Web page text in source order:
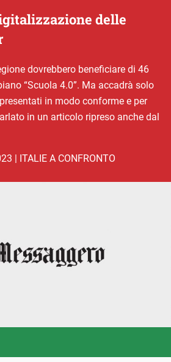
delle
dovrebbero beneficiare di 46
“Scuola 4.0”. Ma accadrà solo
in modo conforme e per
in un articolo ripreso anche dal
| ITALIE A CONFRONTO